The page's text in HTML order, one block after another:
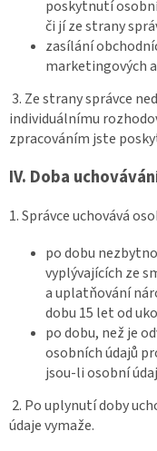
poskytnutí
či jí ze strany
zasílání
marketingových
3. Ze strany správce
individuálnímu
zpracováním jste
IV. Doba
1. Správce uchovává
po dobu
vyplývajících ze
a uplatňování
dobu 15 let od
po dobu, než je
osobních údajů
jsou-li osobní
2. Po uplynutí doby
údaje vymaže.